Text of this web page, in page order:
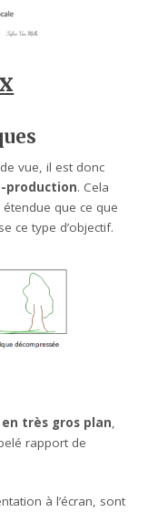
vue, il est donc
production. Cela
que ce que
ce type d’objectif.
très gros plan,
rapport de
à l’écran, sont